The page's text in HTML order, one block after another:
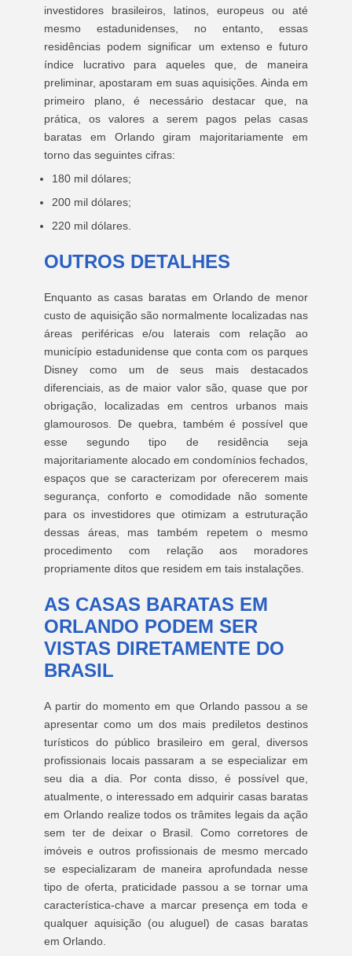
investidores brasileiros, latinos, europeus ou até
mesmo estadunidenses, no entanto, essas
residências podem significar um extenso e futuro
índice lucrativo para aqueles que, de maneira
preliminar, apostaram em suas aquisições. Ainda em
primeiro plano, é necessário destacar que, na
prática, os valores a serem pagos pelas casas
baratas em Orlando giram majoritariamente em
torno das seguintes cifras:
180 mil dólares;
200 mil dólares;
220 mil dólares.
OUTROS DETALHES
Enquanto as casas baratas em Orlando de menor
custo de aquisição são normalmente localizadas nas
áreas periféricas e/ou laterais com relação ao
município estadunidense que conta com os parques
Disney como um de seus mais destacados
diferenciais, as de maior valor são, quase que por
obrigação, localizadas em centros urbanos mais
glamourosos. De quebra, também é possível que
esse segundo tipo de residência seja
majoritariamente alocado em condomínios fechados,
espaços que se caracterizam por oferecerem mais
segurança, conforto e comodidade não somente
para os investidores que otimizam a estruturação
dessas áreas, mas também repetem o mesmo
procedimento com relação aos moradores
propriamente ditos que residem em tais instalações.
AS CASAS BARATAS EM
ORLANDO PODEM SER
VISTAS DIRETAMENTE DO
BRASIL
A partir do momento em que Orlando passou a se
apresentar como um dos mais prediletos destinos
turísticos do público brasileiro em geral, diversos
profissionais locais passaram a se especializar em
seu dia a dia. Por conta disso, é possível que,
atualmente, o interessado em adquirir casas baratas
em Orlando realize todos os trâmites legais da ação
sem ter de deixar o Brasil. Como corretores de
imóveis e outros profissionais de mesmo mercado
se especializaram de maneira aprofundada nesse
tipo de oferta, praticidade passou a se tornar uma
característica-chave a marcar presença em toda e
qualquer aquisição (ou aluguel) de casas baratas
em Orlando.